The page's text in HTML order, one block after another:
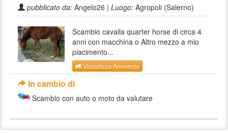
pubblicato da: Angelo26 | Luogo: Agropoli (Salerno)
Scambio cavalla quarter horse di circa 4
anni con macchina o Altro mezzo a mio
piacimento...
Visualizza Annuncio
In cambio di
Scambio con auto o moto da valutare